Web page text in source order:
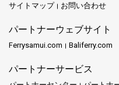
サイトマップ
お問い合わせ
パートナーウェブサイト
Ferrysamui.com Baliferry.com
パートナーサービス